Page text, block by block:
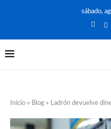
sábado,
Inicio » Blog » Ladrón devuelve